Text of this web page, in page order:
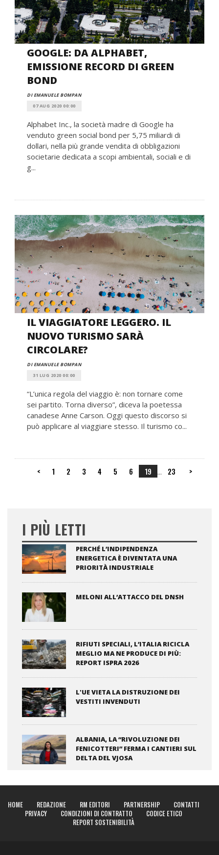
GOOGLE: DA ALPHABET,
EMISSIONE RECORD DI GREEN
BOND
DI EMANUELE BOMPAN
07 AUG 2020 00:00
Alphabet Inc., la società madre di Google ha
venduto green social bond per 5,75 miliardi di
dollari, nella più grande vendita di obbligazioni
societarie dedicata a scopi ambientali, sociali e di
g...
IL VIAGGIATORE LEGGERO. IL
NUOVO TURISMO SARÀ
CIRCOLARE?
DI EMANUELE BOMPAN
31 LUG 2020 00:00
“L’unica regola del viaggio è: non tornare come
sei partito. Torna diverso”, diceva la poetessa
canadese Anne Carson. Oggi questo discorso si
può applicare al viaggiare stesso. Il turismo co...
< 1 2 3 4 5 6 19 ... 23 >
I PIÙ LETTI
PERCHÉ L’INDIPENDENZA
ENERGETICA È DIVENTATA UNA
PRIORITÀ INDUSTRIALE
MELONI ALL’ATTACCO DEL DNSH
RIFIUTI SPECIALI, L’ITALIA RICICLA
MEGLIO MA NE PRODUCE DI PIÙ:
REPORT ISPRA 2026
L'UE VIETA LA DISTRUZIONE DEI
VESTITI INVENDUTI
ALBANIA, LA “RIVOLUZIONE DEI
FENICOTTERI” FERMA I CANTIERI SUL
DELTA DEL VJOSA
HOME REDAZIONE RM EDITORI PARTNERSHIP
CONTATTI
PRIVACY
CONDIZIONI DI CONTRATTO
CODICE ETICO
REPORT SOSTENIBILITÀ